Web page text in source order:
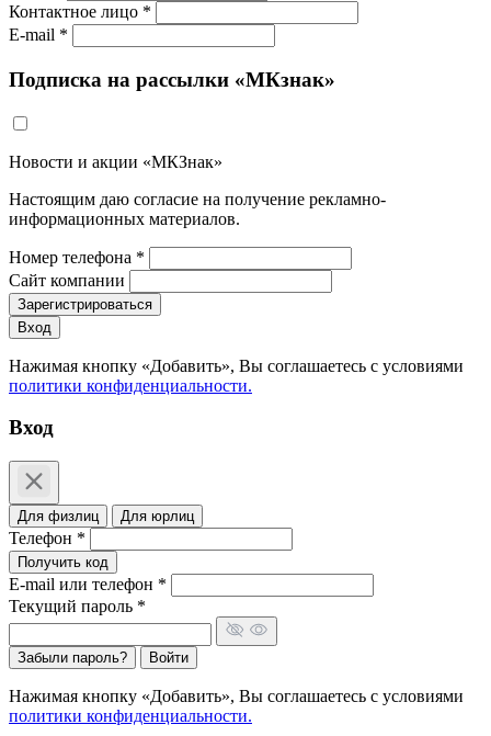
Контактное лицо *
E-mail *
Подписка на рассылки «МКзнак»
Новости и акции «МКЗнак»
Настоящим даю согласие на получение рекламно-
информационных материалов.
Номер телефона *
Сайт компании
Зарегистрироваться
Вход
Нажимая кнопку «Добавить», Вы соглашаетесь c условиями
политики конфиденциальности.
Вход
Для физлиц Для юрлиц
Телефон *
Получить код
E-mail или телефон *
Текущий пароль *
Забыли пароль? Войти
Нажимая кнопку «Добавить», Вы соглашаетесь c условиями
политики конфиденциальности.